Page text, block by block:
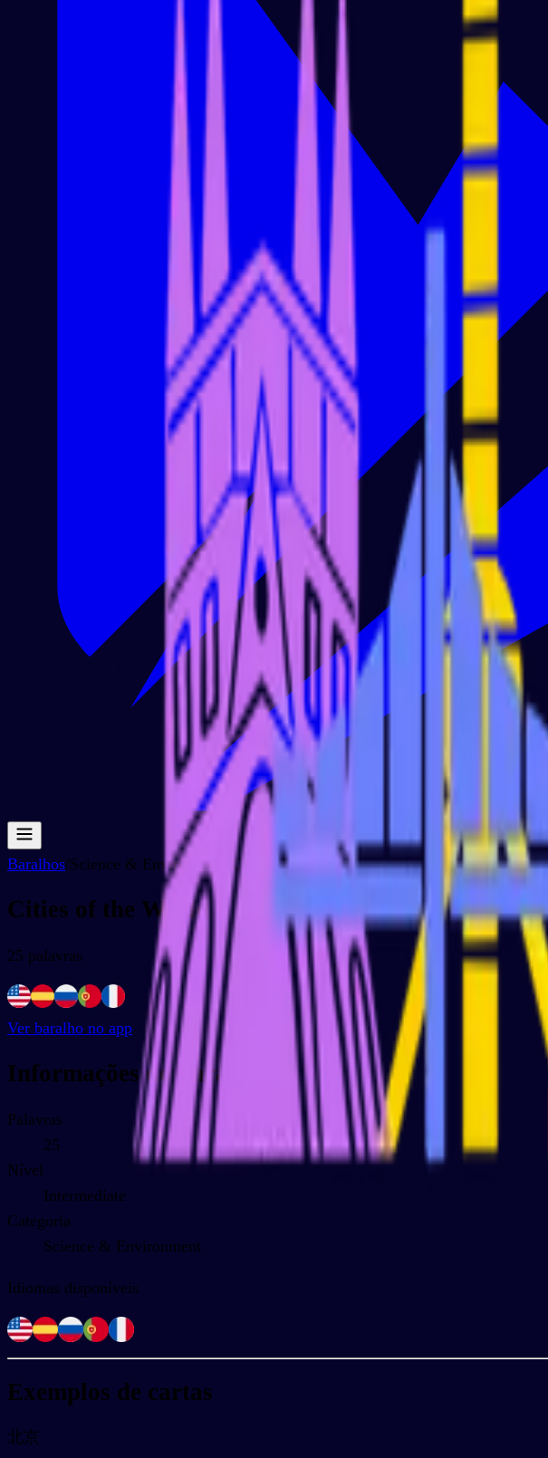
Baralhos/Science & Environment Cities of the World
Cities of the World
25 palavras
Ver baralho no app
Informações do baralho
Palavras
25
Nível
Intermediate
Categoria
Science & Environment
Idiomas disponíveis
Exemplos de cartas
北京